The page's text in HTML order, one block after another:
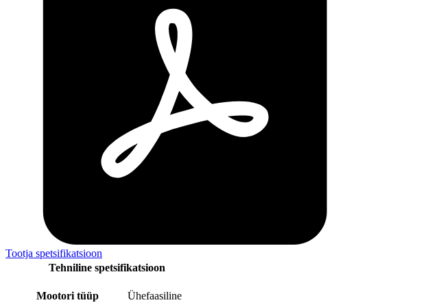
Tootja spetsifikatsioon
Tehniline spetsifikatsioon
Mootori tüüp Ühefaasiline